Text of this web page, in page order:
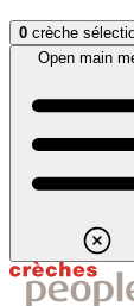
Aller au contenu
0 crèche
Open main